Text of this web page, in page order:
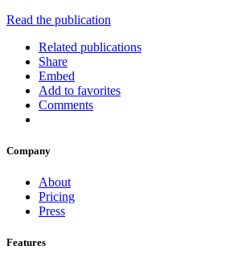
Read the publication
Related publications
Share
Embed
Add to favorites
Comments
Company
About
Pricing
Press
Features